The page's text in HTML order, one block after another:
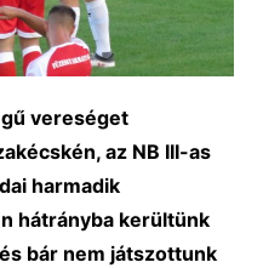
vereséget
az NB III-as
harmadik
hátrányba kerültünk
bár nem játszottunk